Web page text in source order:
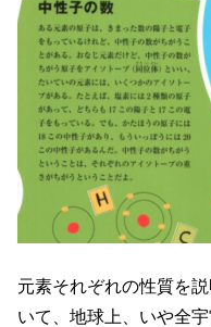
元素それぞれの性質を
いて、地球上、いや全